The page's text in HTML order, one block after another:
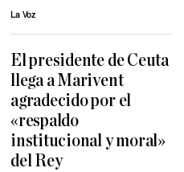
La Voz
El presidente de Ceuta
llega a Marivent
agradecido por el
«respaldo
institucional y moral»
del Rey